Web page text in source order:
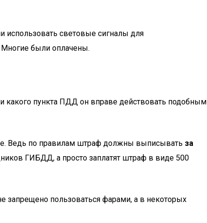
использовать световые сигналы для
Многие были оплачены.
какого пункта ПДД он вправе действовать подобным
Ведь по правилам штраф должны выписывать за
ГИБДД, а просто заплатят штраф в виде 500
запрещено пользоваться фарами, а в некоторых